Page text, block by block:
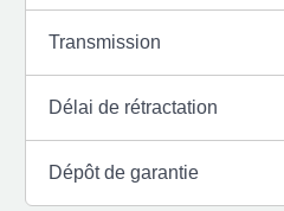
Transmission
Délai de rétractation
Dépôt de garantie